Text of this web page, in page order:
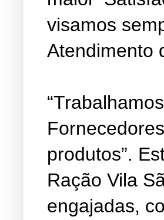
visamos
Atendimento
produtos”.
Ração Vila
engajadas,